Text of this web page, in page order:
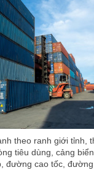
theo ranh giới tỉnh,
tiêu dùng, cảng
đường cao tốc,